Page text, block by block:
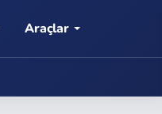
Araçlar